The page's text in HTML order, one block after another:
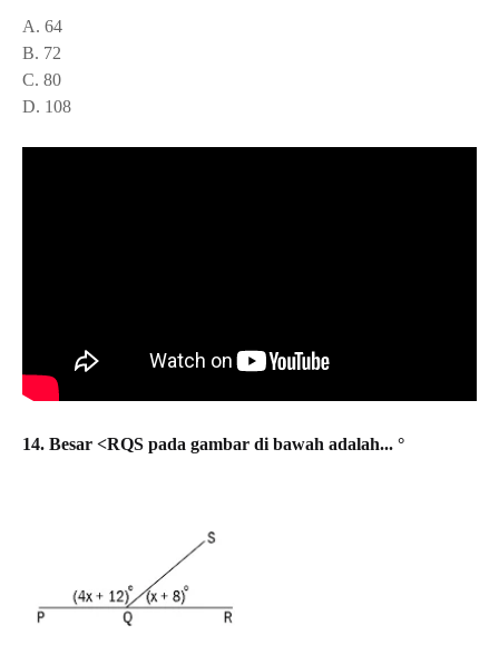
A. 64
B. 72
C. 80
D. 108
14. Besar <RQS pada gambar di bawah adalah... °